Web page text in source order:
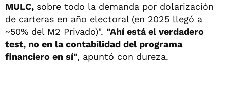
MULC, sobre todo la demanda por dolarización
de carteras en año electoral (en 2025 llegó a
~50% del M2 Privado)". "Ahí está el verdadero
test, no en la contabilidad del programa
financiero en sí", apuntó con dureza.